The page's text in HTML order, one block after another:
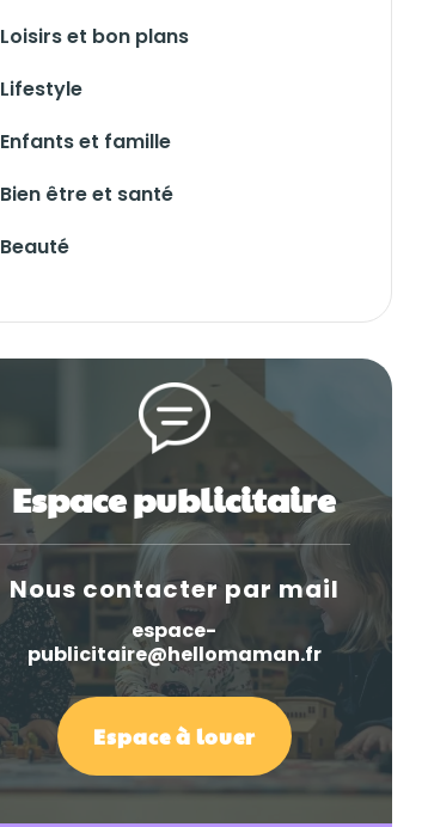
Loisirs et bon plans
Lifestyle
Enfants et famille
Bien être et santé
Beauté
Espace publicitaire
Nous contacter par mail
espace-
publicitaire@hellomaman.fr
Espace à louer